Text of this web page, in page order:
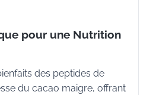
pour une Nutrition
des peptides de
du cacao maigre, offrant